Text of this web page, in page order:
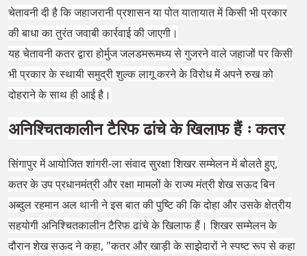
चेतावनी दी है कि जहाजरानी प्रशासन या पोत यातायात में किसी भी प्रकार
की बाधा का तुरंत जवाबी कार्रवाई की जाएगी।
यह चेतावनी कतर द्वारा होर्मुज जलडमरूमध्य से गुजरने वाले जहाजों पर किसी
भी प्रकार के स्थायी समुद्री शुल्क लागू करने के विरोध में अपने रुख को
दोहराने के साथ ही आई है।
अनिश्चितकालीन टैरिफ ढांचे के खिलाफ हैं ः कतर
सिंगापुर में आयोजित शांगरी-ला संवाद सुरक्षा शिखर सम्मेलन में बोलते हुए,
कतर के उप प्रधानमंत्री और रक्षा मामलों के राज्य मंत्री शेख सऊद बिन
अब्दुल रहमान अल थानी ने इस बात की पुष्टि की कि दोहा और उसके क्षेत्रीय
सहयोगी अनिश्चितकालीन टैरिफ ढांचे के खिलाफ हैं। शिखर सम्मेलन के
दौरान शेख सऊद ने कहा, "कतर और खाड़ी के साझेदारों ने स्पष्ट रूप से कहा